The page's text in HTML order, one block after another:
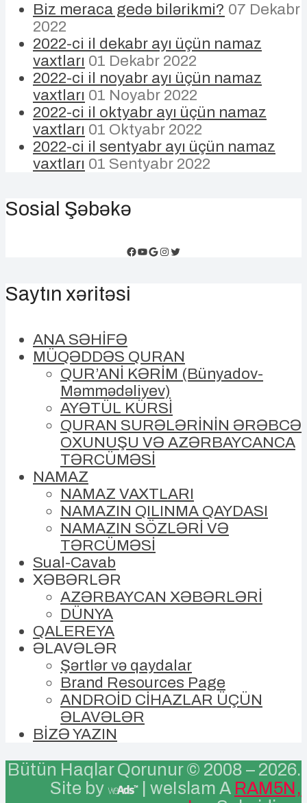
Biz meraca gedə bilərikmi? 07 Dekabr
2022
2022-ci il dekabr ayı üçün namaz
vaxtları 01 Dekabr 2022
2022-ci il noyabr ayı üçün namaz
vaxtları 01 Noyabr 2022
2022-ci il oktyabr ayı üçün namaz
vaxtları 01 Oktyabr 2022
2022-ci il sentyabr ayı üçün namaz
vaxtları 01 Sentyabr 2022
Sosial Şəbəkə
Facebook
YouTube
Google
Instagram
Twitter
Saytın xəritəsi
ANA SƏHİFƏ
MÜQƏDDƏS QURAN
QUR’ANİ KƏRİM (Bünyadov-
Məmmədəliyev)
AYƏTÜL KÜRSİ
QURAN SURƏLƏRİNİN ƏRƏBCƏ
OXUNUŞU VƏ AZƏRBAYCANCA
TƏRCÜMƏSİ
NAMAZ
NAMAZ VAXTLARI
NAMAZIN QILINMA QAYDASI
NAMAZIN SÖZLƏRİ VƏ
TƏRCÜMƏSİ
Sual-Cavab
XƏBƏRLƏR
AZƏRBAYCAN XƏBƏRLƏRİ
DÜNYA
QALEREYA
ƏLAVƏLƏR
Şərtlər və qaydalar
Brand Resources Page
ANDROİD CİHAZLAR ÜÇÜN
ƏLAVƏLƏR
BİZƏ YAZIN
Bütün Haqlar Qorunur © 2008 – 2026.
Site by
| weIslam A RAM5N,